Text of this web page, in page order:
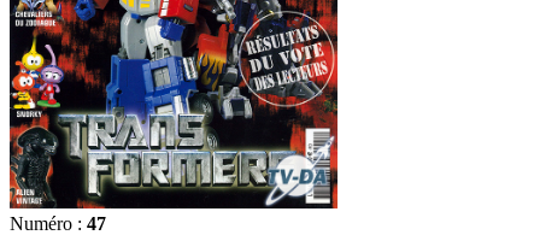
Numéro : 47